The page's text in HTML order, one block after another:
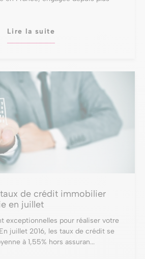
Lire la suite
de crédit immobilier
en juillet
exceptionnelles pour réaliser votre
juillet 2016, les taux de crédit se
à 1,55% hors assuran...